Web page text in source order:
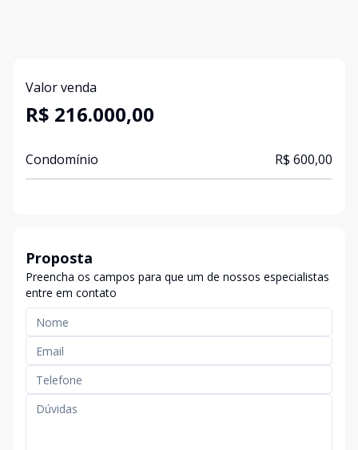
Valor venda
R$ 216.000,00
Condomínio R$ 600,00
Proposta
Preencha os campos para que um de nossos especialistas
entre em contato